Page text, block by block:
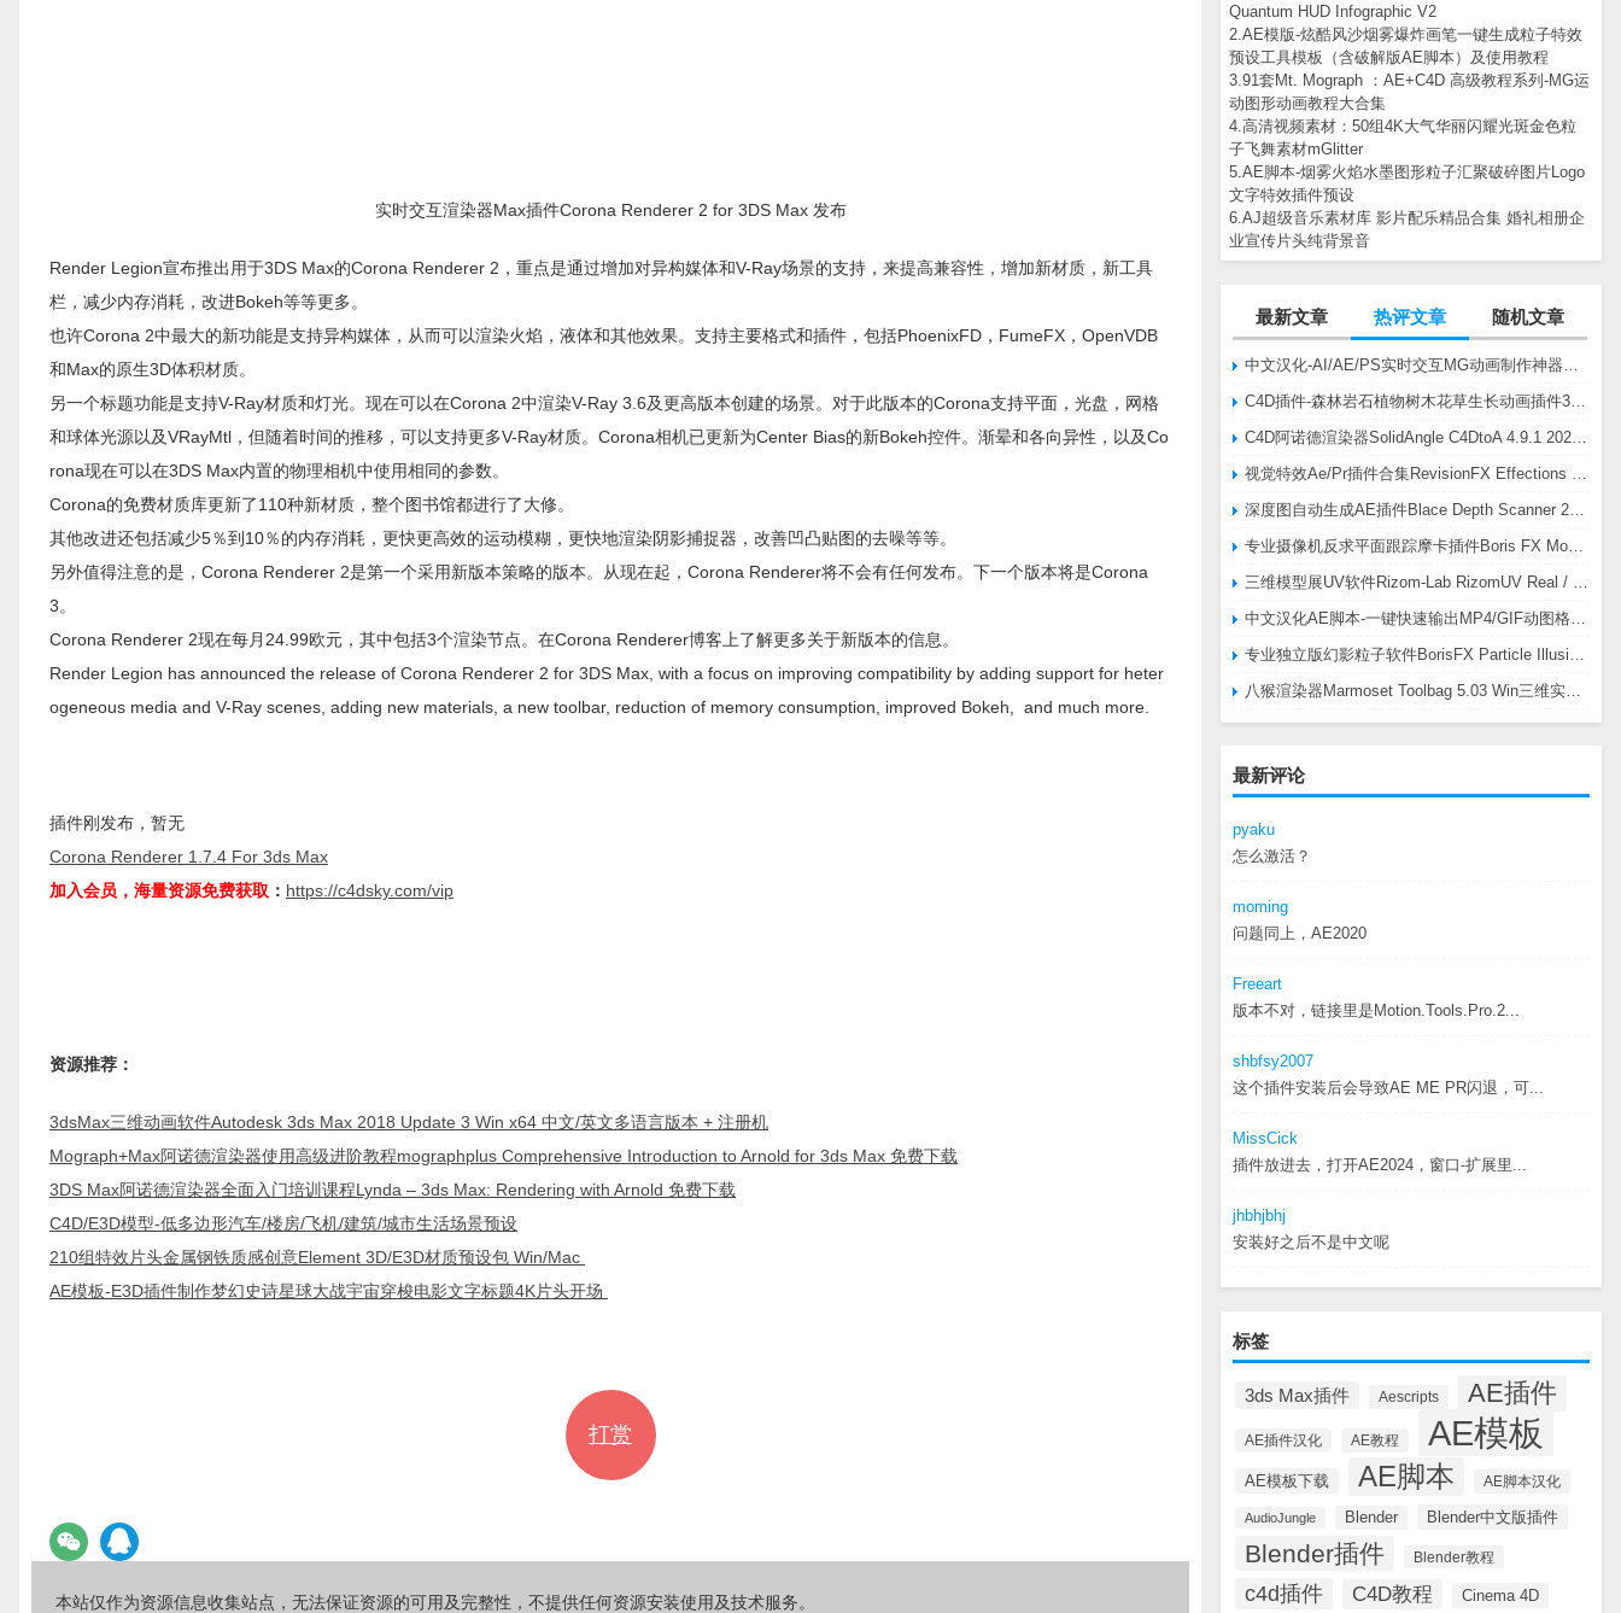
Quantum HUD Infographic V2
2.AE模版-炫酷风沙烟雾爆炸画笔一键生成粒子特效
预设工具模板（含破解版AE脚本）及使用教程
3.91套Mt. Mograph ：AE+C4D 高级教程系列-MG运
动图形动画教程大合集
4.高清视频素材：50组4K大气华丽闪耀光斑金色粒
子飞舞素材mGlitter
5.AE脚本-烟雾火焰水墨图形粒子汇聚破碎图片Logo
文字特效插件预设
6.AJ超级音乐素材库 影片配乐精品合集 婚礼相册企
业宣传片头纯背景音
最新文章 热评文章 随机文章
最新评论
pyaku
怎么激活？
moming
问题同上，AE2020
Freeart
版本不对，链接里是Motion.Tools.Pro.2...
shbfsy2007
这个插件安装后会导致AE ME PR闪退，可...
MissCick
插件放进去，打开AE2024，窗口-扩展里...
jhbhjbhj
安装好之后不是中文呢
标签
3ds Max插件 Aescripts AE插件
AE插件汉化 AE教程 AE模板
AE模板下载 AE脚本 AE脚本汉化
AudioJungle Blender Blender中文版插件
Blender插件 Blender教程
c4d插件 C4D教程 Cinema 4D
实时交互渲染器Max插件Corona Renderer 2 for 3DS Max 发布
Render Legion宣布推出用于3DS Max的Corona Renderer 2，重点是通过增加对异构媒体和V-Ray场景的支持，来提高兼容性，增加新材质，新工具
栏，减少内存消耗，改进Bokeh等等更多。
也许Corona 2中最大的新功能是支持异构媒体，从而可以渲染火焰，液体和其他效果。支持主要格式和插件，包括PhoenixFD，FumeFX，OpenVDB
和Max的原生3D体积材质。
另一个标题功能是支持V-Ray材质和灯光。现在可以在Corona 2中渲染V-Ray 3.6及更高版本创建的场景。对于此版本的Corona支持平面，光盘，网格
和球体光源以及VRayMtl，但随着时间的推移，可以支持更多V-Ray材质。Corona相机已更新为Center Bias的新Bokeh控件。渐晕和各向异性，以及Co
rona现在可以在3DS Max内置的物理相机中使用相同的参数。
Corona的免费材质库更新了110种新材质，整个图书馆都进行了大修。
其他改进还包括减少5％到10％的内存消耗，更快更高效的运动模糊，更快地渲染阴影捕捉器，改善凹凸贴图的去噪等等。
另外值得注意的是，Corona Renderer 2是第一个采用新版本策略的版本。从现在起，Corona Renderer将不会有任何发布。下一个版本将是Corona
3。
Corona Renderer 2现在每月24.99欧元，其中包括3个渲染节点。在Corona Renderer博客上了解更多关于新版本的信息。
Render Legion has announced the release of Corona Renderer 2 for 3DS Max, with a focus on improving compatibility by adding support for heter
ogeneous media and V-Ray scenes, adding new materials, a new toolbar, reduction of memory consumption, improved Bokeh, and much more.
插件刚发布，暂无
Corona Renderer 1.7.4 For 3ds Max
加入会员，海量资源免费获取 ： https://c4dsky.com/vip
资源推荐：
3dsMax三维动画软件Autodesk 3ds Max 2018 Update 3 Win x64 中文/英文多语言版本 + 注册机
Mograph+Max阿诺德渲染器使用高级进阶教程mographplus Comprehensive Introduction to Arnold for 3ds Max 免费下载
3DS Max阿诺德渲染器全面入门培训课程Lynda – 3ds Max: Rendering with Arnold 免费下载
C4D/E3D模型-低多边形汽车/楼房/飞机/建筑/城市生活场景预设
210组特效片头金属钢铁质感创意Element 3D/E3D材质预设包 Win/Mac
AE模板-E3D插件制作梦幻史诗星球大战宇宙穿梭电影文字标题4K片头开场
打赏
本站仅作为资源信息收集站点，无法保证资源的可用及完整性，不提供任何资源安装使用及技术服务。